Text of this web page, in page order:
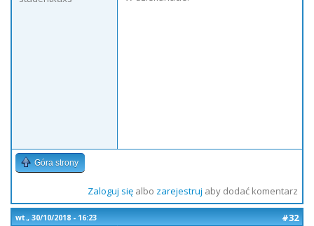
Góra strony
Zaloguj sięalbo zarejestruj aby dodać komentarz
wt., 30/10/2018 - 16:23
#32